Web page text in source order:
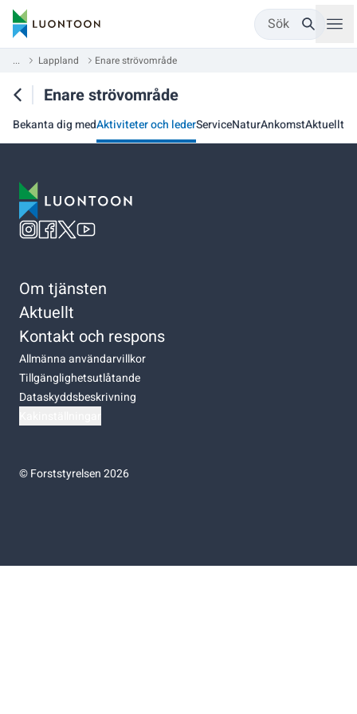
Sök
... Lappland Enare strövområde
Enare strövområde
Bekanta dig medAktiviteter och lederServiceNaturAnkomstAktuellt
Om tjänsten
Aktuellt
Kontakt och respons
Allmänna användarvillkor
Tillgänglighetsutlåtande
Dataskyddsbeskrivning
©Forststyrelsen 2026